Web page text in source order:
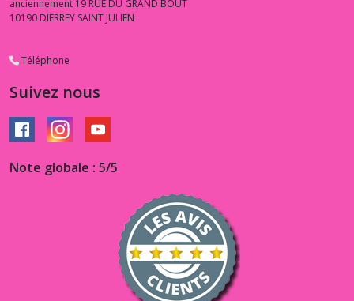
anciennement 19 RUE DU GRAND BOUT
10190 DIERREY SAINT JULIEN
Téléphone
Suivez nous
Note globale : 5/5